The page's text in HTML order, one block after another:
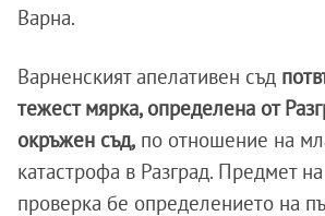
Варна.
Варненският апелативен съд
тежест мярка, определена от
окръжен съд, по отношение на
катастрофа в Разград. Предмет
проверка бе определението на